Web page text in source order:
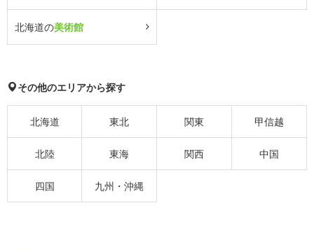
北海道の美術館
その他のエリアから探す
北海道 東北 関東 甲信越
北陸 東海 関西 中国
四国 九州・沖縄